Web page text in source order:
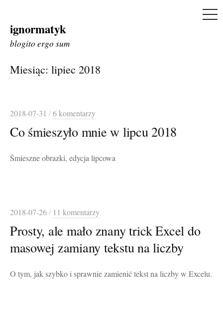
Skip
to
ignormatyk
blogito ergo sum
Miesiąc: lipiec 2018
2018-07-31 /6 komentarzy
Co śmieszyło mnie w lipcu 2018
Śmieszne obrazki, edycja lipcowa
2018-07-26/ 11 komentarzy
Prosty, ale mało znany trick Excel do
masowej zamiany tekstu na liczby
O tym, jak szybko i sprawnie zamienić tekst na liczby w Excelu.